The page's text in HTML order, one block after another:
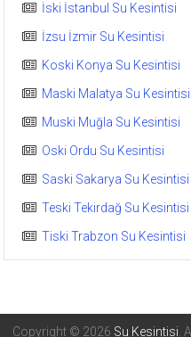
İski İstanbul Su Kesintisi
İzsu İzmir Su Kesintisi
Koski Konya Su Kesintisi
Maski Malatya Su Kesintisi
Muski Muğla Su Kesintisi
Oski Ordu Su Kesintisi
Saski Sakarya Su Kesintisi
Teski Tekirdağ Su Kesintisi
Tiski Trabzon Su Kesintisi
Copyright © 2026 Su Kesintisi .